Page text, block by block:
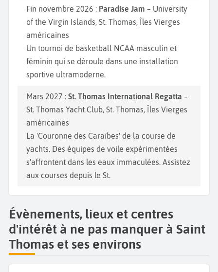
Fin novembre 2026 : Paradise Jam – University
of the Virgin Islands, St. Thomas, Îles Vierges
américaines
Un tournoi de basketball NCAA masculin et
féminin qui se déroule dans une installation
sportive ultramoderne.
Mars 2027 : St. Thomas International Regatta –
St. Thomas Yacht Club, St. Thomas, Îles Vierges
américaines
La 'Couronne des Caraïbes' de la course de
yachts. Des équipes de voile expérimentées
s'affrontent dans les eaux immaculées. Assistez
aux courses depuis le St.
Évènements, lieux et centres
d'intérêt à ne pas manquer à Saint
Thomas et ses environs